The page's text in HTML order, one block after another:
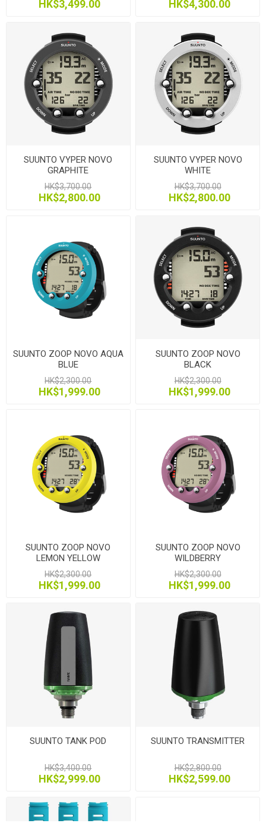
HK$3,499.00 HK$4,300.00
SUUNTO VYPER NOVO
GRAPHITE
HK$3,700.00
HK$2,800.00
SUUNTO VYPER NOVO
WHITE
HK$3,700.00
HK$2,800.00
SUUNTO ZOOP NOVO AQUA
BLUE
HK$2,300.00
HK$1,999.00
SUUNTO ZOOP NOVO
BLACK
HK$2,300.00
HK$1,999.00
SUUNTO ZOOP NOVO
LEMON YELLOW
HK$2,300.00
HK$1,999.00
SUUNTO ZOOP NOVO
WILDBERRY
HK$2,300.00
HK$1,999.00
SUUNTO TANK POD
HK$3,400.00
HK$2,999.00
SUUNTO TRANSMITTER
HK$2,800.00
HK$2,599.00